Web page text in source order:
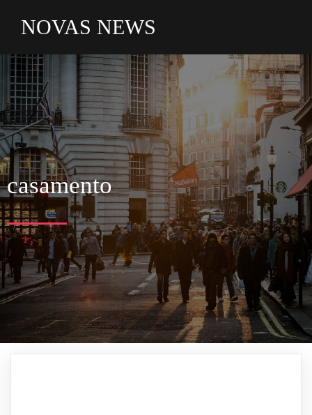
NOVAS NEWS
casamento